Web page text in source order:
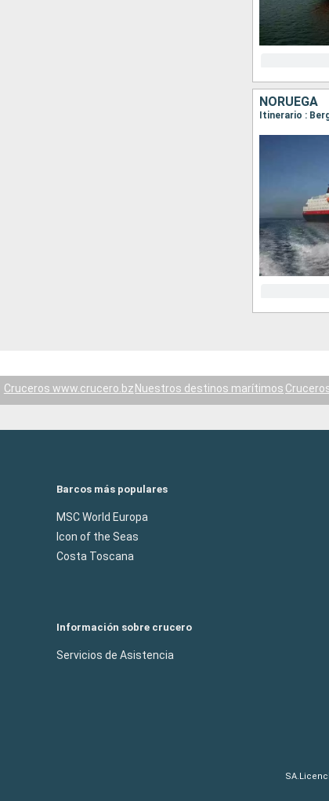
NORUEGA
Cruceros www.crucero.bz Nuestros destinos marítimos
Barcos más populares
MSC World Europa
Icon of the Seas
Costa Toscana
Información sobre crucero
Servicios de Asistencia